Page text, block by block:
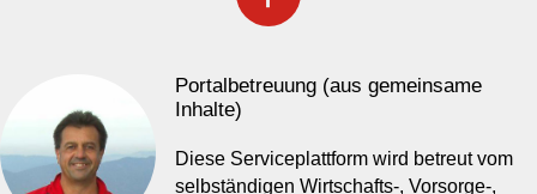
Portalbetreuung (aus gemeinsame
Inhalte)
Diese Serviceplattform wird betreut vom
selbständigen Wirtschafts-, Vorsorge-,